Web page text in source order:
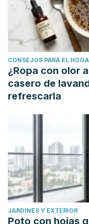
Disorders),24 (2),
https://
National Health
Health Service.
https://www.nhs.uk/
Padrón-Arredondo,
Dermatofibroma
https://
Schuttelaar, M. L.,
Elsner, P., Gonçalo,
Prevalence of
general population
The EDEN
https://
CONSEJOS PARA EL
¿Ropa con olor
casero de
refrescarla
JARDINES Y EXTERIOR
Poto con hojas